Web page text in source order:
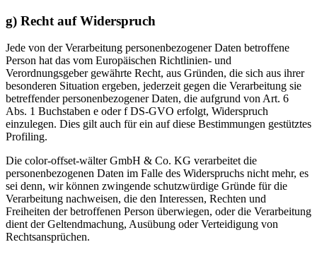
g) Recht auf Widerspruch
Jede von der Verarbeitung personenbezogener Daten betroffene
Person hat das vom Europäischen Richtlinien- und
Verordnungsgeber gewährte Recht, aus Gründen, die sich aus ihrer
besonderen Situation ergeben, jederzeit gegen die Verarbeitung sie
betreffender personenbezogener Daten, die aufgrund von Art. 6
Abs. 1 Buchstaben e oder f DS-GVO erfolgt, Widerspruch
einzulegen. Dies gilt auch für ein auf diese Bestimmungen gestütztes
Profiling.
Die color-offset-wälter GmbH & Co. KG verarbeitet die
personenbezogenen Daten im Falle des Widerspruchs nicht mehr, es
sei denn, wir können zwingende schutzwürdige Gründe für die
Verarbeitung nachweisen, die den Interessen, Rechten und
Freiheiten der betroffenen Person überwiegen, oder die Verarbeitung
dient der Geltendmachung, Ausübung oder Verteidigung von
Rechtsansprüchen.